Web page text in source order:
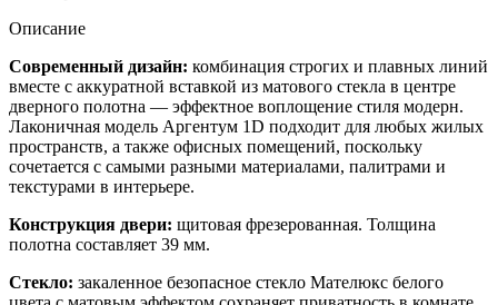
Описание
Современный дизайн: комбинация строгих и плавных линий
вместе с аккуратной вставкой из матового стекла в центре
дверного полотна — эффектное воплощение стиля модерн.
Лаконичная модель Аргентум 1D подходит для любых жилых
пространств, а также офисных помещений, поскольку
сочетается с самыми разными материалами, палитрами и
текстурами в интерьере.
Конструкция двери: щитовая фрезерованная. Толщина
полотна составляет 39 мм.
Стекло: закаленное безопасное стекло Мателюкс белого